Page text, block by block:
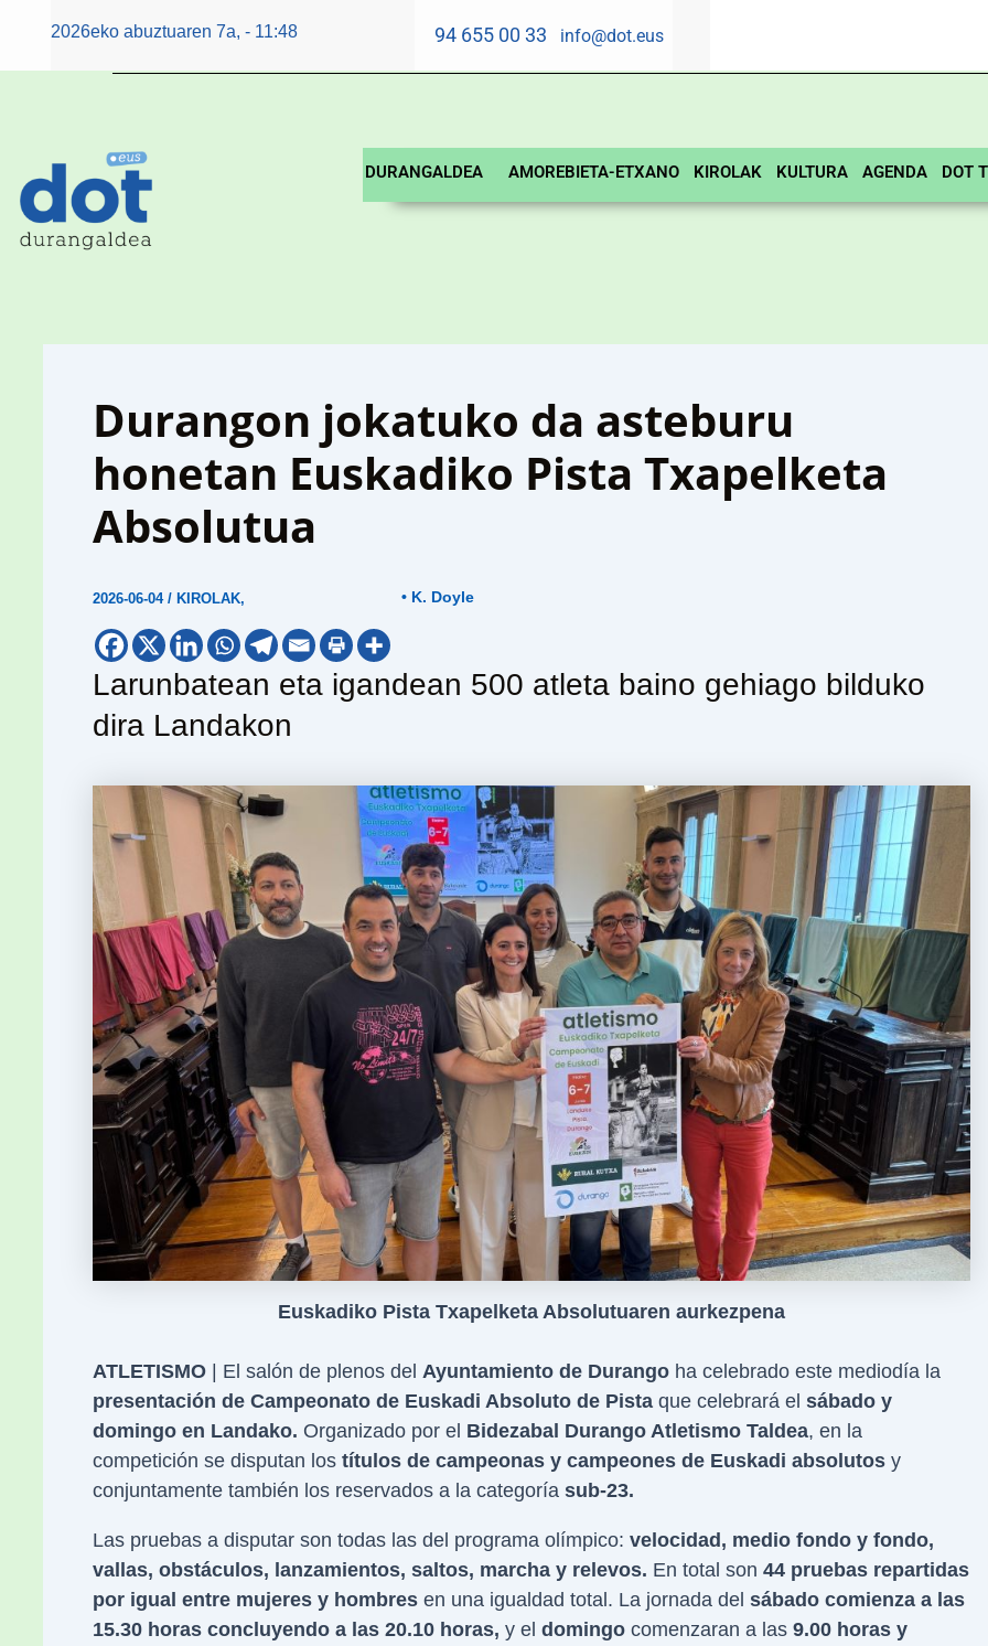
content
2026eko abuztuaren 7a, - 11:48 94 655 00 33 info@dot.eus
DURANGALDEA AMOREBIETA-ETXANO KIROLAK KULTURA AGENDA DOT
Durangon jokatuko da asteburu
honetan Euskadiko Pista Txapelketa
Absolutua
2026-06-04 / KIROLAK, • K. Doyle
Larunbatean eta igandean 500 atleta baino gehiago bilduko
dira Landakon
Euskadiko Pista Txapelketa Absolutuaren aurkezpena
ATLETISMO| El salón de plenos del Ayuntamiento de Durangoha celebrado este mediodía la
presentación de Campeonato de Euskadi Absoluto de Pistaque celebrará el sábado y
domingo en Landako. Organizado por el Bidezabal Durango Atletismo Taldea, en la
competición se disputan lostítulos de campeonas y campeones de Euskadi absolutosy
conjuntamente también los reservados a la categoría sub-23.
Las pruebas a disputar son todas las del programa olímpico: velocidad, medio fondo y fondo,
vallas, obstáculos, lanzamientos, saltos, marcha y relevos. En total son 44 pruebas repartidas
por igual entre mujeres y hombresen una igualdad total. La jornada del sábado comienza a las
15.30 horas concluyendo a las 20.10 horas, y el domingocomenzaran a las 9.00 horas y
navigation